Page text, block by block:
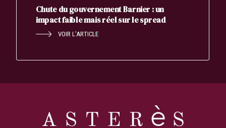
Chute du gouvernement Barnier : un
impact faible mais réel sur le spread
VOIR L’ARTICLE